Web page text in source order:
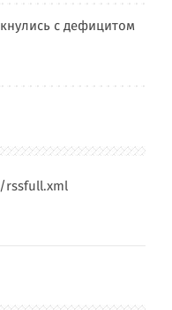
с дефицитом